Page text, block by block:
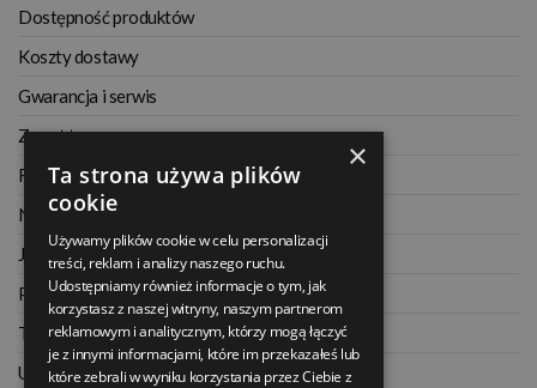
Dostępność produktów
Koszty dostawy
Gwarancja i serwis
Zwrot towaru
Regulamin
Najczęściej zadawane pytania
Jak kupować na raty
Polityka prywatności
Twoje zamówienia
Ustawienia konta
×
Ta strona używa plików
cookie
Używamy plików cookie w celu personalizacji
treści, reklam i analizy naszego ruchu.
Udostępniamy również informacje o tym, jak
korzystasz z naszej witryny, naszym partnerom
reklamowym i analitycznym, którzy mogą łączyć
je z innymi informacjami, które im przekazałeś lub
które zebrali w wyniku korzystania przez Ciebie z